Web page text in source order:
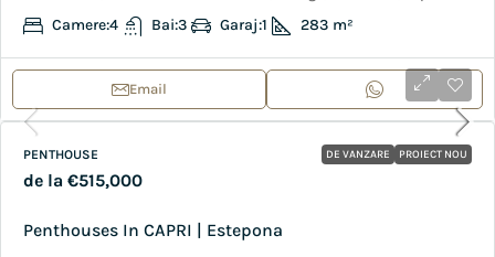
Camere:4 Bai:3 Garaj:1 283 m²
Email
DE VANZARE PROIECT NOU
PENTHOUSE
de la €515,000
Penthouses In CAPRI | Estepona